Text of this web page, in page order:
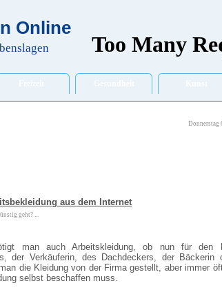
Online
Donnerstag
aus dem Internet
geht? ...
man auch Arbeitskleidung, ob nun für den
der Verkäuferin, des Dachdeckers, der Bäckerin
die Kleidung von der Firma gestellt, aber immer
selbst beschaffen muss.